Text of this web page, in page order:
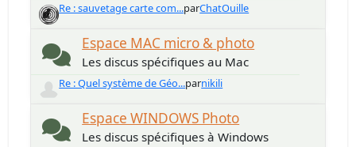
Re : sauvetage carte com...parChatOuille
Espace MAC micro & photo
Les discus spécifiques au Mac
Re : Quel système de Géo...parnikili
Espace WINDOWS Photo
Les discus spécifiques à Windows